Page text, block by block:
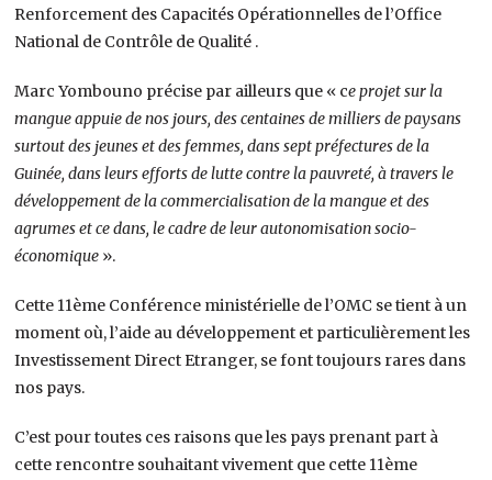
Renforcement des Capacités Opérationnelles de l’Office
National de Contrôle de Qualité .
Marc Yombouno précise par ailleurs que « ce projet sur la
mangue appuie de nos jours, des centaines de milliers de paysans
surtout des jeunes et des femmes, dans sept préfectures de la
Guinée, dans leurs efforts de lutte contre la pauvreté, à travers le
développement de la commercialisation de la mangue et des
agrumes et ce dans, le cadre de leur autonomisation socio-
économique ».
Cette 11ème Conférence ministérielle de l’OMC se tient à un
moment où, l’aide au développement et particulièrement les
Investissement Direct Etranger, se font toujours rares dans
nos pays.
C’est pour toutes ces raisons que les pays prenant part à
cette rencontre souhaitant vivement que cette 11ème